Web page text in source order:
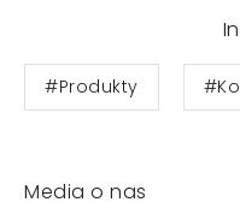
#Produkty
Media o nas